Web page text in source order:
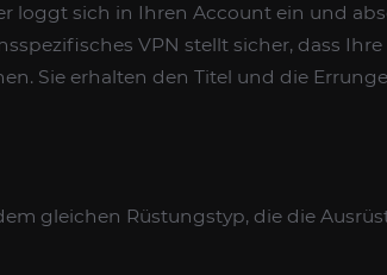
loggt sich in Ihren Account ein und
VPN stellt sicher, dass
Sie erhalten den Titel und die
gleichen Rüstungstyp, die die